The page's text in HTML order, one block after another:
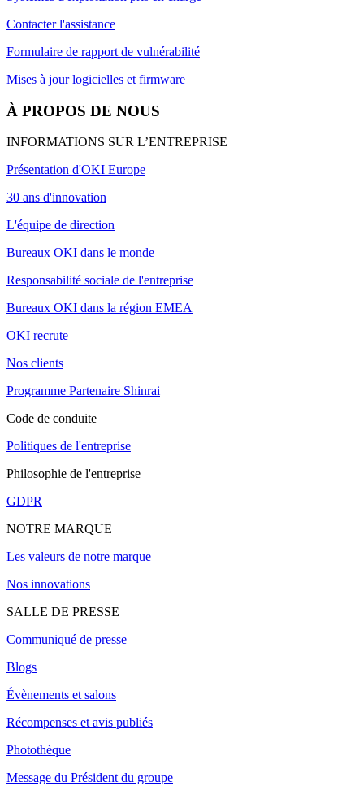
Contacter l'assistance
Formulaire de rapport de vulnérabilité
Mises à jour logicielles et firmware
À PROPOS DE NOUS
INFORMATIONS SUR L’ENTREPRISE
Présentation d'OKI Europe
30 ans d'innovation
L'équipe de direction
Bureaux OKI dans le monde
Responsabilité sociale de l'entreprise
Bureaux OKI dans la région EMEA
OKI recrute
Nos clients
Programme Partenaire Shinrai
Code de conduite
Politiques de l'entreprise
Philosophie de l'entreprise
GDPR
NOTRE MARQUE
Les valeurs de notre marque
Nos innovations
SALLE DE PRESSE
Communiqué de presse
Blogs
Évènements et salons
Récompenses et avis publiés
Photothèque
Message du Président du groupe